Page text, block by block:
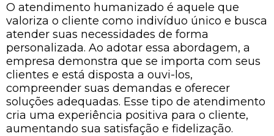
O atendimento humanizado é aquele que
valoriza o cliente como indivíduo único e busca
atender suas necessidades de forma
personalizada. Ao adotar essa abordagem, a
empresa demonstra que se importa com seus
clientes e está disposta a ouvi-los,
compreender suas demandas e oferecer
soluções adequadas. Esse tipo de atendimento
cria uma experiência positiva para o cliente,
aumentando sua satisfação e fidelização.